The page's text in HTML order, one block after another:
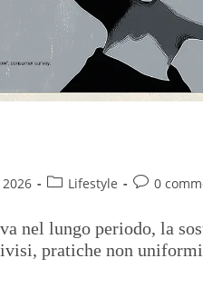
Lifestyle 0
nel lungo periodo, la
pratiche non